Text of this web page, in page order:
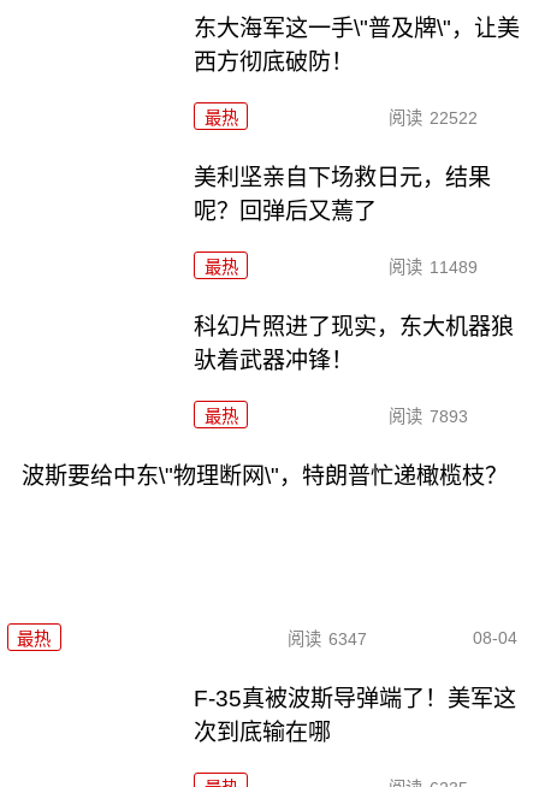
东大海军这一手\"普及牌\"，让美
西方彻底破防！
最热 阅读 22522
美利坚亲自下场救日元，结果
呢？回弹后又蔫了
最热 阅读 11489
科幻片照进了现实，东大机器狼
驮着武器冲锋！
最热 阅读 7893
波斯要给中东\"物理断网\"，特朗普忙递橄榄枝？
最热 阅读 6347 08-04
F-35真被波斯导弹端了！美军这
次到底输在哪